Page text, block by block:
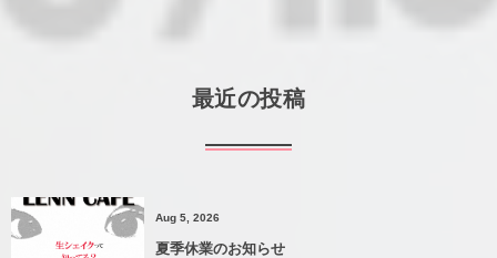
最近の投稿
Aug 5, 2026
夏季休業のお知らせ